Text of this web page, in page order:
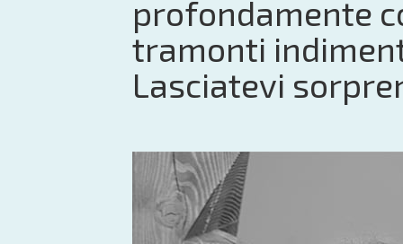
profondamente
tramonti
Lasciatevi